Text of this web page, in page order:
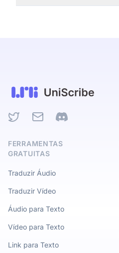
TwitterEmail Discord
FERRAMENTAS
GRATUITAS
Traduzir Áudio
Traduzir Vídeo
Áudio para Texto
Vídeo para Texto
Link para Texto